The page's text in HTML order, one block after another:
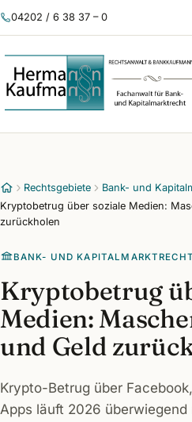
04202 / 6 38 37 – 0
Rechtsgebiete
Bank- und
Kryptobetrug über soziale Medien:
zurückholen
BANK- UND KAPITALMARKTRECHT
Kryptobetrug
Medien:
und Geld
Krypto-Betrug über
Apps läuft 2026